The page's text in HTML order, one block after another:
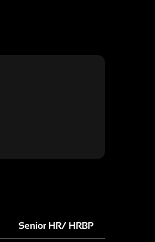
Senior HR/ HRBP